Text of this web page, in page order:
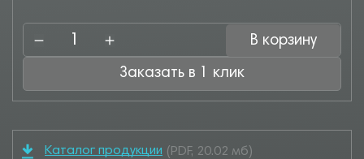
В корзину
Заказать в 1 клик
Каталог продукции (PDF, 20.02 мб)